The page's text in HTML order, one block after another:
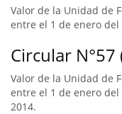
Valor de la Unidad de
entre el 1 de enero del
Circular
Valor de la Unidad de
entre el 1 de enero
2014.